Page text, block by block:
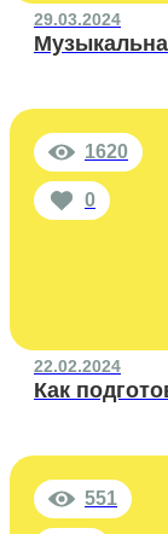
29.03.2024
1620
0
22.02.2024
Как
551